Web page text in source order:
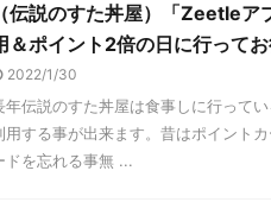
（伝説のすた丼屋）「Zeetle
＆ポイント2倍の日に行って
2022/1/30
年伝説のすた丼屋は食事しに行って
用する事が出来ます。昔はポイント
ドを忘れる事無 ...